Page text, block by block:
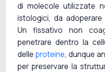
di molecole utilizzate
istologici, da
Un fissativo non
penetrare dentro la
delle proteine, dunque
per preservare la